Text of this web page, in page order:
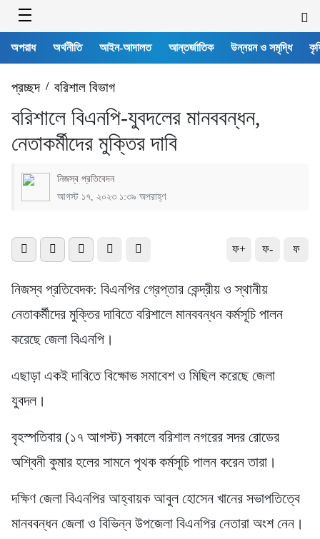
অপরাধ অর্থনীতি আইন-আদালত আন্তর্জাতিক উন্নয়ন ও সমৃদ্ধি
প্রচ্ছদ/ বরিশাল বিভাগ
বরিশালে বিএনপি-যুবদলের মানববন্ধন,
নেতাকর্মীদের মুক্তির দাবি
নিজস্ব প্রতিবেদন
আগস্ট ১৭, ২০২৩ ১:৩৯ অপরাহ্ণ
ফ+ ফ- ফ
নিজস্ব প্রতিবেদক: বিএনপির গ্রেপ্তার কেন্দ্রীয় ও স্থানীয়
নেতাকর্মীদের মুক্তির দাবিতে বরিশালে মানববন্ধন কর্মসূচি পালন
করেছে জেলা বিএনপি।
এছাড়া একই দাবিতে বিক্ষোভ সমাবেশ ও মিছিল করেছে জেলা
যুবদল।
বৃহস্পতিবার (১৭ আগস্ট) সকালে বরিশাল নগরের সদর রোডের
অশ্বিনী কুমার হলের সামনে পৃথক কর্মসূচি পালন করেন তারা।
দক্ষিণ জেলা বিএনপির আহ্বায়ক আবুল হোসেন খানের সভাপতিত্বে
মানববন্ধন জেলা ও বিভিন্ন উপজেলা বিএনপির নেতারা অংশ নেন।